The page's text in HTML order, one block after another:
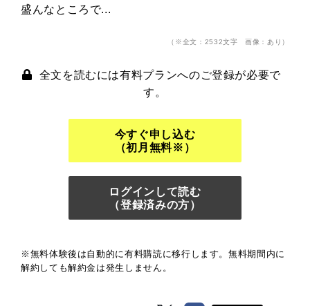
盛んなところで...
（※全文：2532文字 画像：あり）
全文を読むには有料プランへのご登録が必要で
す。
今すぐ申し込む
（初月無料※）
ログインして読む
（登録済みの方）
※無料体験後は自動的に有料購読に移行します。無料期間内に
解約しても解約金は発生しません。